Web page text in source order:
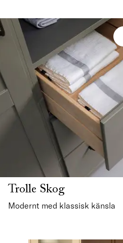
Trolle Skog
Modernt med klassisk känsla